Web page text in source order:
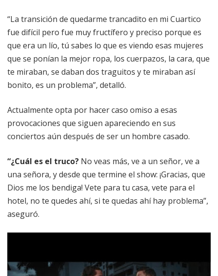
“La transición de quedarme trancadito en mi Cuartico
fue difícil pero fue muy fructífero y preciso porque es
que era un lío, tú sabes lo que es viendo esas mujeres
que se ponían la mejor ropa, los cuerpazos, la cara, que
te miraban, se daban dos traguitos y te miraban así
bonito, es un problema”, detalló.
Actualmente opta por hacer caso omiso a esas
provocaciones que siguen apareciendo en sus
conciertos aún después de ser un hombre casado.
“¿Cuál es el truco? No veas más, ve a un señor, ve a
una señora, y desde que termine el show: ¡Gracias, que
Dios me los bendiga! Vete para tu casa, vete para el
hotel, no te quedes ahí, si te quedas ahí hay problema”,
aseguró.